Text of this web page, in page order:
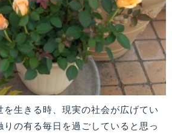
生きる時、現実の社会が広げてい
りの有る毎日を過ごしていると思っ